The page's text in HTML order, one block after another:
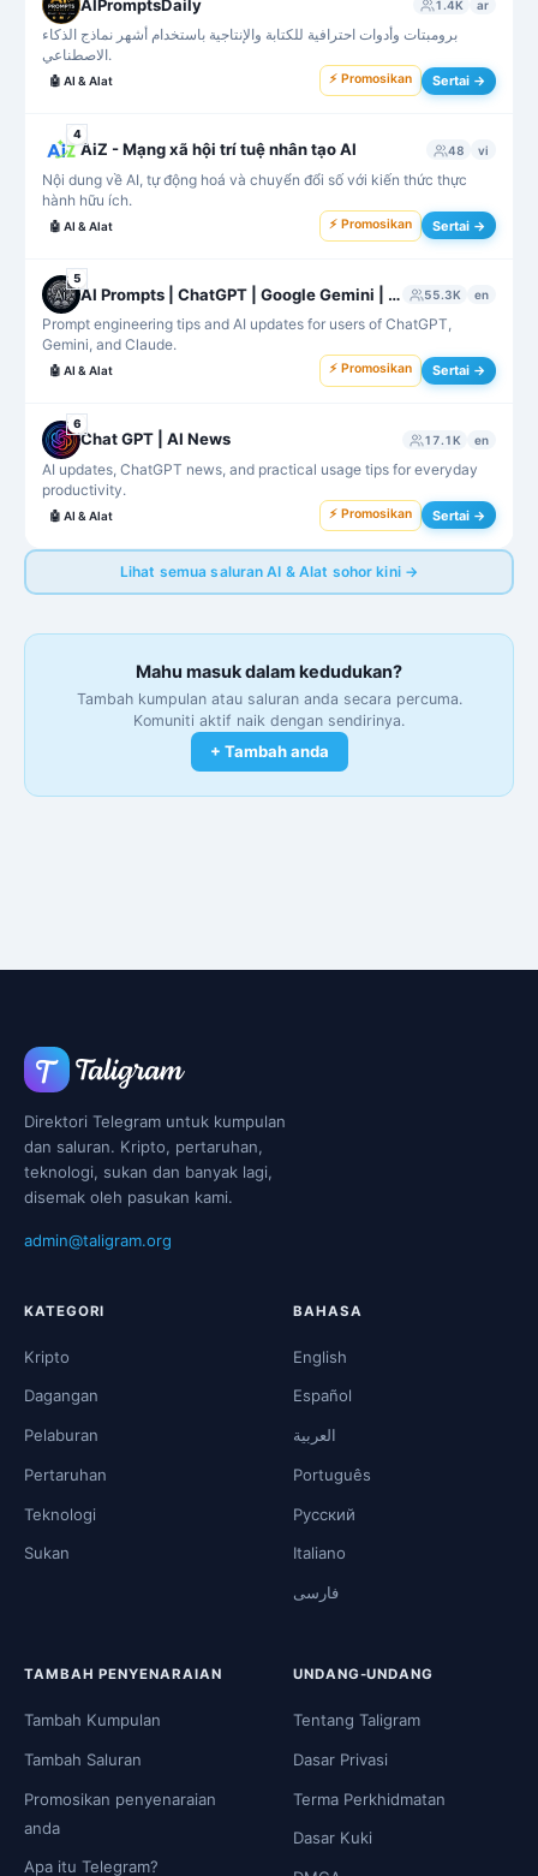
AIPromptsDaily 1.4K ar
برومبتات وأدوات احترافية للكتابة والإنتاجية باستخدام أشهر نماذج الذكاء
الاصطناعي.
🤖 AI & Alat ⚡ Promosikan Sertai →
4
AiZ - Mạng xã hội trí tuệ nhân tạo AI 48 vi
Nội dung về AI, tự động hoá và chuyển đổi số với kiến thức thực
hành hữu ích.
🤖 AI & Alat ⚡ Promosikan Sertai →
5
AI Prompts | ChatGPT | Google Gemini | Claude 55.3K en
Prompt engineering tips and AI updates for users of ChatGPT,
Gemini, and Claude.
🤖 AI & Alat ⚡ Promosikan Sertai →
6
Chat GPT | AI News 17.1K en
AI updates, ChatGPT news, and practical usage tips for everyday
productivity.
🤖 AI & Alat ⚡ Promosikan Sertai →
Lihat semua saluran AI & Alat sohor kini →
Mahu masuk dalam kedudukan?
Tambah kumpulan atau saluran anda secara percuma.
Komuniti aktif naik dengan sendirinya.
+ Tambah anda
Direktori Telegram untuk kumpulan
dan saluran. Kripto, pertaruhan,
teknologi, sukan dan banyak lagi,
disemak oleh pasukan kami.
admin@taligram.org
KATEGORI
Kripto
Dagangan
Pelaburan
Pertaruhan
Teknologi
Sukan
BAHASA
English
Español
العربية
Português
Русский
Italiano
فارسی
TAMBAH PENYENARAIAN
Tambah Kumpulan
Tambah Saluran
Promosikan penyenaraian
anda
Apa itu Telegram?
UNDANG-UNDANG
Tentang Taligram
Dasar Privasi
Terma Perkhidmatan
Dasar Kuki